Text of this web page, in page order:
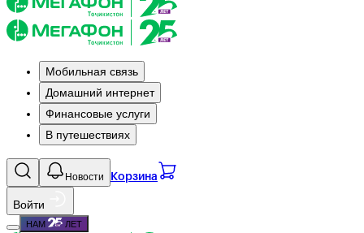
Мобильная связь
Домашний интернет
Финансовые услуги
В путешествиях
Новости Корзина
Войти
НАМ ЛЕТ